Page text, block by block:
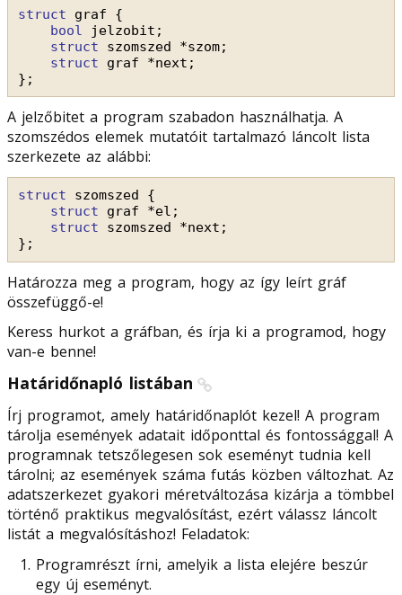
struct
graf {
bool
jelzobit;
struct
szomszed *szom;
struct
graf *next;
};
A jelzőbitet a program szabadon használhatja. A
szomszédos elemek mutatóit tartalmazó láncolt lista
szerkezete az alábbi:
struct
szomszed {
struct
graf *el;
struct
szomszed *next;
};
Határozza meg a program, hogy az így leírt gráf
összefüggő-e!
Keress hurkot a gráfban, és írja ki a programod, hogy
van-e benne!
Határidőnapló listában
Írj programot, amely határidőnaplót kezel! A program
tárolja események adatait időponttal és fontossággal! A
programnak tetszőlegesen sok eseményt tudnia kell
tárolni; az események száma futás közben változhat. Az
adatszerkezet gyakori méretváltozása kizárja a tömbbel
történő praktikus megvalósítást, ezért válassz láncolt
listát a megvalósításhoz! Feladatok:
Programrészt írni, amelyik a lista elejére beszúr
egy új eseményt.